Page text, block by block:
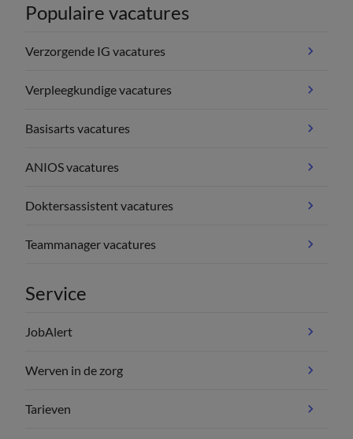
Populaire vacatures
Verzorgende IG vacatures
Verpleegkundige vacatures
Basisarts vacatures
ANIOS vacatures
Doktersassistent vacatures
Teammanager vacatures
Service
JobAlert
Werven in de zorg
Tarieven